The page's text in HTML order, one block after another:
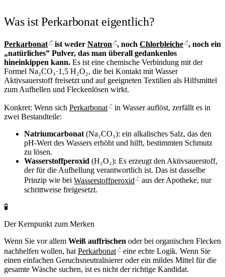
Was ist Perkarbonat eigentlich?
Perkarbonat ↗ ist weder Natron ↗, noch Chlorbleiche ↗, noch ein
„natürliches” Pulver, das man überall gedankenlos
hineinkippen kann. Es ist eine chemische Verbindung mit der
Formel Na₂CO₃·1,5 H₂O₂, die bei Kontakt mit Wasser
Aktivsauerstoff freisetzt und auf geeigneten Textilien als Hilfsmittel
zum Aufhellen und Fleckenlösen wirkt.
Konkret: Wenn sich Perkarbonat ↗ in Wasser auflöst, zerfällt es in
zwei Bestandteile:
Natriumcarbonat (Na₂CO₃): ein alkalisches Salz, das den
pH-Wert des Wassers erhöht und hilft, bestimmten Schmutz
zu lösen.
Wasserstoffperoxid (H₂O₂): Es erzeugt den Aktivsauerstoff,
der für die Aufhellung verantwortlich ist. Das ist dasselbe
Prinzip wie bei Wasserstoffperoxid ↗ aus der Apotheke, nur
schrittweise freigesetzt.
🧪
Der Kernpunkt zum Merken
Wenn Sie vor allem Weiß auffrischen oder bei organischen Flecken
nachhelfen wollen, hat Perkarbonat ↗ eine echte Logik. Wenn Sie
einen einfachen Geruchsneutralisierer oder ein mildes Mittel für die
gesamte Wäsche suchen, ist es nicht der richtige Kandidat.